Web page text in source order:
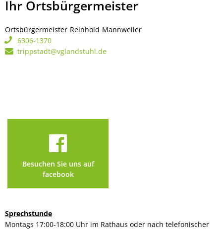
Ihr Ortsbürgermeister
Ortsbürgermeister Reinhold Mannweiler
6306-1370
trippstadt@vglandstuhl.de
Besuchen Sie uns auf
facebook
Sprechstunde
Montags 17:00-18:00 Uhr im Rathaus oder nach telefonischer